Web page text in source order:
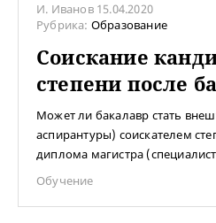
И. Иванов 15.04.2020
Рубрика: Образование
Соискание
степени после
Может ли бакалавр стать
аспирантуры) соискателем
диплома магистра
Обучение